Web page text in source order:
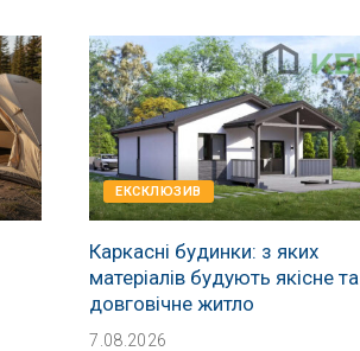
EКСКЛЮЗИВ
Каркасні будинки: з яких
матеріалів будують якісне та
довговічне житло
7.08.2026